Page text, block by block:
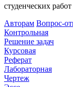
студенческих работ
Авторам Вопрос-
Контрольная
Решение задач
Курсовая
Реферат
Лабораторная
Чертеж